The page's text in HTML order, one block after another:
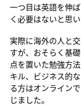
一つ目は英語を伸
く必要はないと思い
実際に海外の人と
すが、おそらく基
点を置いた勉強方
キル、ビジネス的
る方はオンライン
じました。